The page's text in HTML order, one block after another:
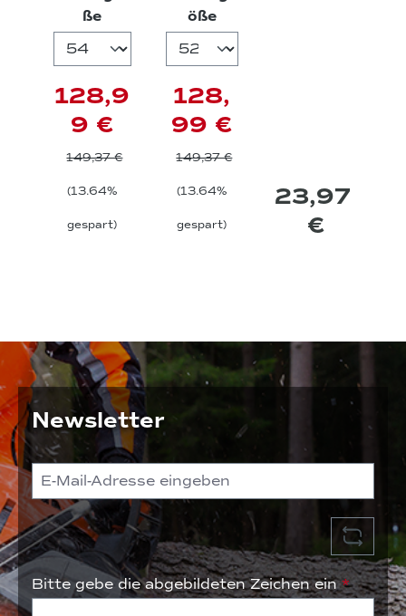
ßeauswählen
128,9
9 €
149,37 €
(13.64%
gespart)
ößeauswählen
128,
99 €
149,37 €
(13.64%
gespart)
23,97
€
Newsletter
Bitte gebe die abgebildeten Zeichen ein*